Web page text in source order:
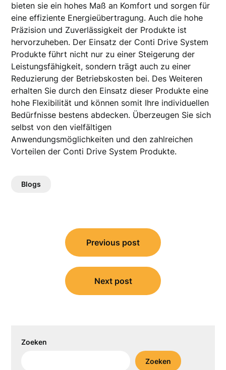
bieten sie ein hohes Maß an Komfort und sorgen für
eine effiziente Energieübertragung. Auch die hohe
Präzision und Zuverlässigkeit der Produkte ist
hervorzuheben. Der Einsatz der Conti Drive System
Produkte führt nicht nur zu einer Steigerung der
Leistungsfähigkeit, sondern trägt auch zu einer
Reduzierung der Betriebskosten bei. Des Weiteren
erhalten Sie durch den Einsatz dieser Produkte eine
hohe Flexibilität und können somit Ihre individuellen
Bedürfnisse bestens abdecken. Überzeugen Sie sich
selbst von den vielfältigen
Anwendungsmöglichkeiten und den zahlreichen
Vorteilen der Conti Drive System Produkte.
Blogs
Previous post
Next post
Zoeken
Zoeken